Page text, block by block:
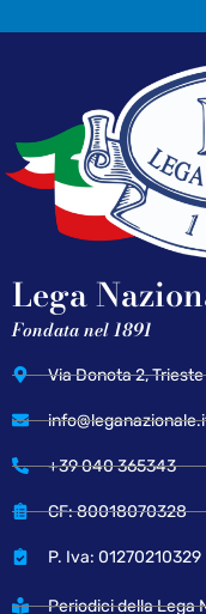
Lega
Fondata nel 1891
Via Donota 2, Trieste
+39 040 365343
CF: 80018070328
P. Iva: 01270210329
Periodici della Lega